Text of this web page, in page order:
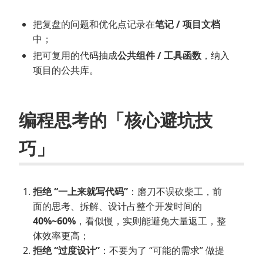
把复盘的问题和优化点记录在笔记 / 项目文档
中；
把可复用的代码抽成公共组件 / 工具函数 ，纳入
项目的公共库。
编程思考的「核心避坑技
巧」
拒绝 “一上来就写代码” ：磨刀不误砍柴工，前
面的思考、拆解、设计占整个开发时间的
40%~60% ，看似慢，实则能避免大量返工，整
体效率更高；
拒绝 “过度设计” ：不要为了 “可能的需求” 做提